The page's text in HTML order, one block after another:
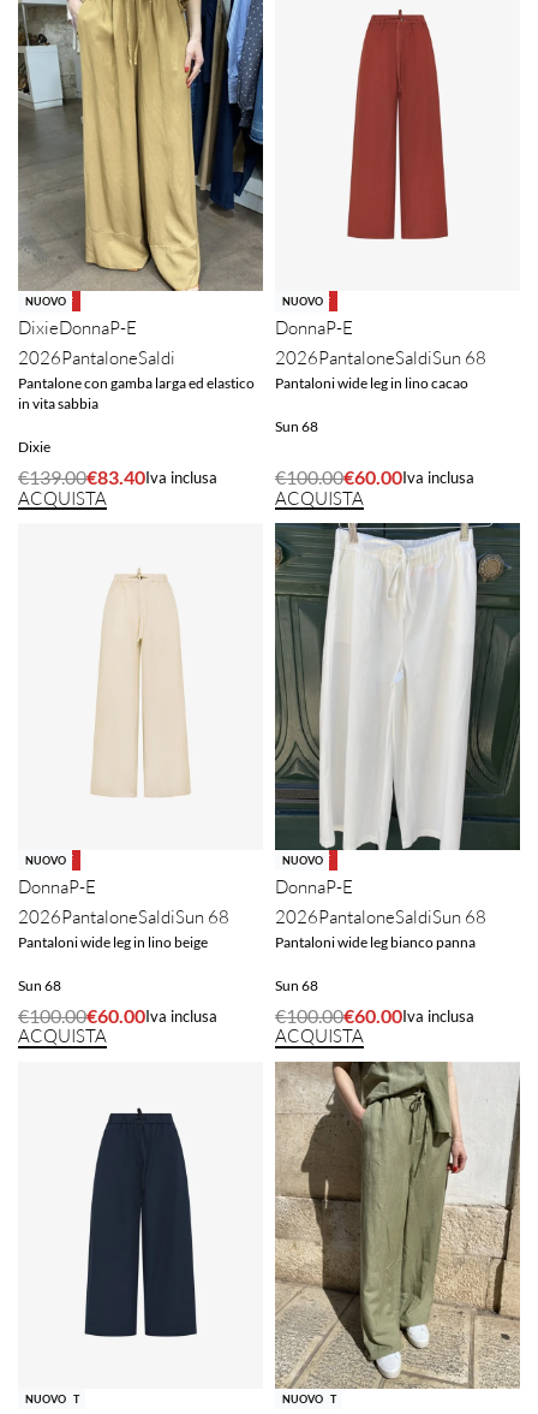
-40% OFF
NUOVO
DixieDonnaP-E
2026PantaloneSaldi
Pantalone con gamba larga ed elastico
in vita sabbia
Dixie
€139.00€83.40Iva inclusa
ACQUISTA
-40% OFF
NUOVO
DonnaP-E
2026PantaloneSaldiSun 68
Pantaloni wide leg in lino cacao
Sun 68
€100.00€60.00Iva inclusa
ACQUISTA
-40% OFF
NUOVO
DonnaP-E
2026PantaloneSaldiSun 68
Pantaloni wide leg in lino beige
Sun 68
€100.00€60.00Iva inclusa
ACQUISTA
-40% OFF
NUOVO
DonnaP-E
2026PantaloneSaldiSun 68
Pantaloni wide leg bianco panna
Sun 68
€100.00€60.00Iva inclusa
ACQUISTA
-40% OFF
SOLD OUT
NUOVO -60% OFF
SOLD OUT
NUOVO